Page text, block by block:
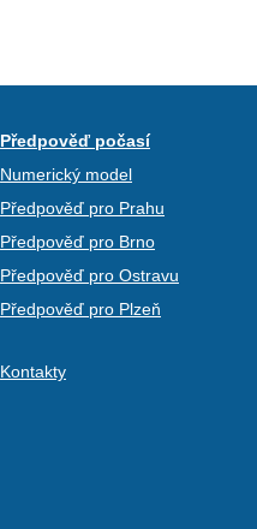
Předpověď počasí
Numerický model
Předpověď pro Prahu
Předpověď pro Brno
Předpověď pro Ostravu
Předpověď pro Plzeň
Kontakty